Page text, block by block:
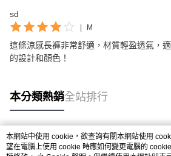
sd
M
這條涼感長褲非常舒適，材質輕盈透氣，
的設計和顏色！
本分類熱銷全站排行
熱門標籤
本網站中使用 cookie，欲查詢有關本網站使用
望在電腦上使用 cookie 時應如何變更電腦的